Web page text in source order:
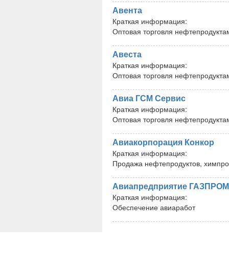
Авента
Краткая информация:
Оптовая торговля
Авеста
Краткая информация:
Оптовая торговля
Авиа ГСМ Сервис
Краткая информация:
Оптовая торговля
Авиакорпорация Конкор
Краткая информация:
Продажа нефтепродуктов,
Авиапредприятие
Краткая информация:
Обеспечение авиаработ